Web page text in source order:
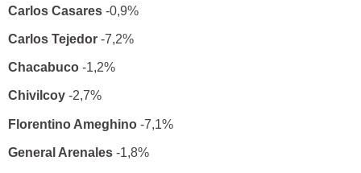
Carlos Casares -0,9%
Carlos Tejedor -7,2%
Chacabuco -1,2%
Chivilcoy -2,7%
Florentino Ameghino -7,1%
General Arenales -1,8%